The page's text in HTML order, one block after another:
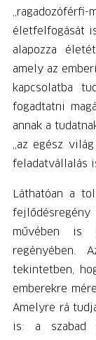
életfelfogását
alapozza
amely az
kapcsolatba
fogadtatni
annak a
„az egész
feladatvállalás
Láthatóan a
művében is
regényében.
tekintetben,
emberekre
Amelyre rá
is: a szabad